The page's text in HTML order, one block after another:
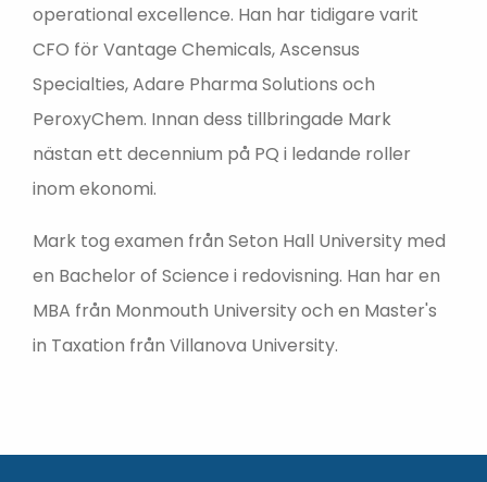
operational excellence. Han har tidigare varit
CFO för Vantage Chemicals, Ascensus
Specialties, Adare Pharma Solutions och
PeroxyChem. Innan dess tillbringade Mark
nästan ett decennium på PQ i ledande roller
inom ekonomi.
Mark tog examen från Seton Hall University med
en Bachelor of Science i redovisning. Han har en
MBA från Monmouth University och en Master's
in Taxation från Villanova University.